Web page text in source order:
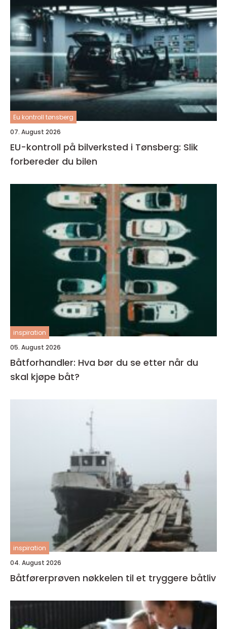
Eu kontroll tønsberg
07. August 2026
EU-kontroll på bilverksted i Tønsberg: Slik
forbereder du bilen
inspiration
05. August 2026
Båtforhandler: Hva bør du se etter når du
skal kjøpe båt?
inspiration
04. August 2026
Båtførerprøven nøkkelen til et tryggere båtliv